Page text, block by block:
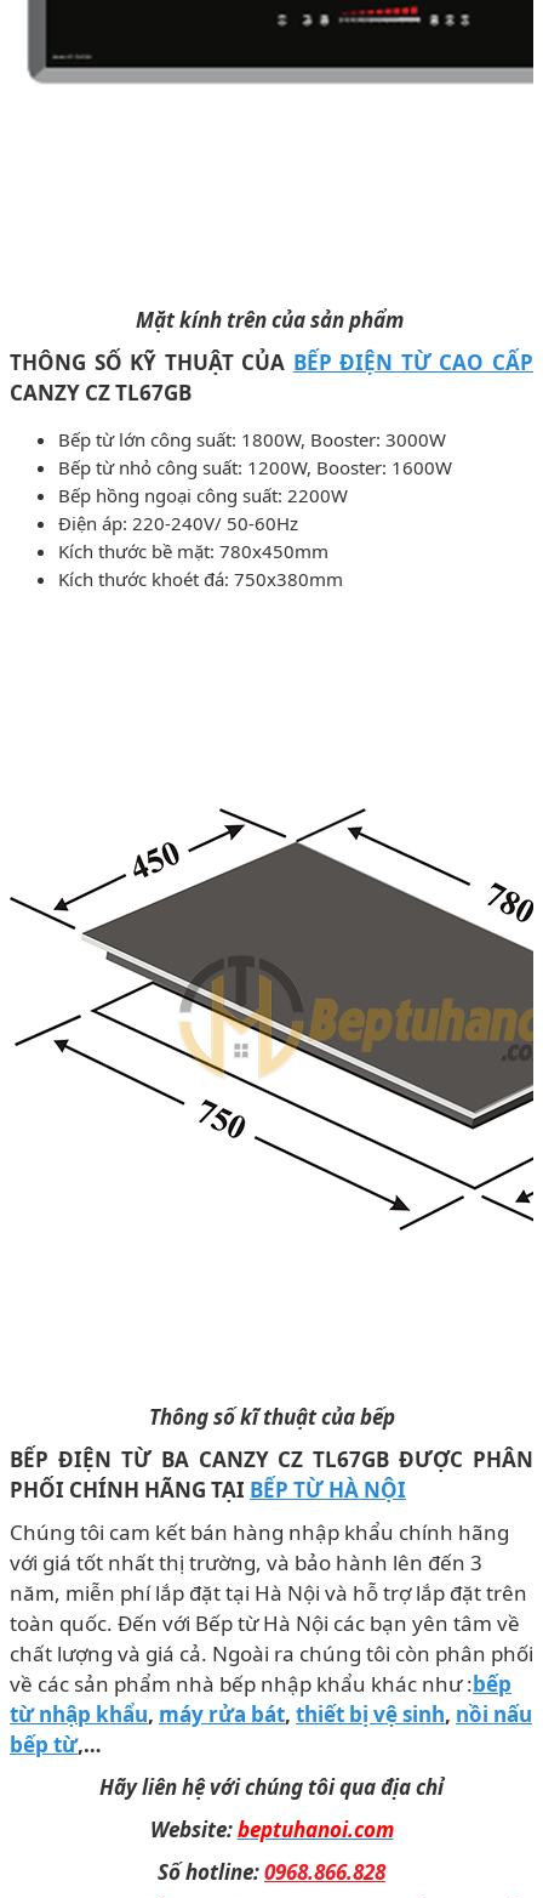
Mặt kính trên của sản phẩm
THÔNG SỐ KỸ THUẬT CỦA BẾP ĐIỆN TỪ CAO CẤP
CANZY CZ TL67GB
Bếp từ lớn công suất: 1800W, Booster: 3000W
Bếp từ nhỏ công suất: 1200W, Booster: 1600W
Bếp hồng ngoại công suất: 2200W
Điện áp: 220-240V/ 50-60Hz
Kích thước bề mặt: 780x450mm
Kích thước khoét đá: 750x380mm
Thông số kĩ thuật của bếp
BẾP ĐIỆN TỪ BA CANZY CZ TL67GB ĐƯỢC PHÂN
PHỐI CHÍNH HÃNG TẠI BẾP TỪ HÀ NỘI
Chúng tôi cam kết bán hàng nhập khẩu chính hãng
với giá tốt nhất thị trường, và bảo hành lên đến 3
năm, miễn phí lắp đặt tại Hà Nội và hỗ trợ lắp đặt trên
toàn quốc. Đến với Bếp từ Hà Nội các bạn yên tâm về
chất lượng và giá cả. Ngoài ra chúng tôi còn phân phối
về các sản phẩm nhà bếp nhập khẩu khác như :bếp
từ nhập khẩu, máy rửa bát, thiết bị vệ sinh, nồi nấu
bếp từ,…
Hãy liên hệ với chúng tôi qua địa chỉ
Website:beptuhanoi.com
Số hotline:0968.866.828